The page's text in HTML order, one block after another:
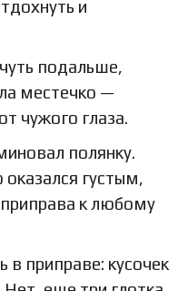
и
подальше,
местечко —
чужого глаза.
полянку.
оказался густым,
к любому
в приправе: кусочек